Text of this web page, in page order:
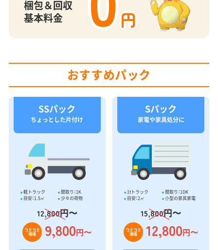
SSパック
軽トラック
間取り：1K
目安：1.5㎥
少々の荷物
コミコミ
価格
電話で問い合わせ
フォーム見積り
Sパック
1tトラック
間取り：1DK
小型の家具家電
コミコミ
価格 12,800円〜
電話で問い合わせ
フォーム見積り
Mパック
引越し時の大量処分
Lパック
ご夫婦の片付けに